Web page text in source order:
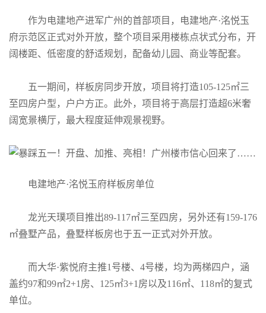
作为电建地产进军广州的首部项目，电建地产·洺悦玉
府示范区正式对外开放，整个项目采用楼栋点状式分布，开
阔楼距、低密度的舒适规划，配备幼儿园、商业等配套。
五一期间，样板房同步开放，项目将打造105-125㎡三
至四房户型，户户方正。此外，项目将于高层打造超6米奢
阔宽景横厅，最大程度延伸观景视野。
电建地产·洺悦玉府样板房单位
龙光天璞项目推出89-117㎡三至四房，另外还有159-176
㎡叠墅产品，叠墅样板房也于五一正式对外开放。
而大华·紫悦府主推1号楼、4号楼，均为两梯四户，涵
盖约97和99㎡2+1房、125㎡3+1房以及116㎡、118㎡的复式
单位。